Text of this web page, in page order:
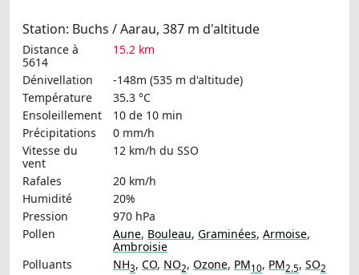
Station: Buchs / Aarau, 387 m d'altitude
Distance à
5614
15.2 km
Dénivellation
-148m (535 m d'altitude)
Température
35.3 °C
Ensoleillement
10 de 10 min
Précipitations
0 mm/h
Vitesse du
vent
12 km/h du SSO
Rafales
20 km/h
Humidité
20%
Pression
970 hPa
Pollen
Aune, Bouleau, Graminées, Armoise,
Ambroisie
Polluants
NH3, CO, NO2, Ozone, PM10, PM2.5, SO2